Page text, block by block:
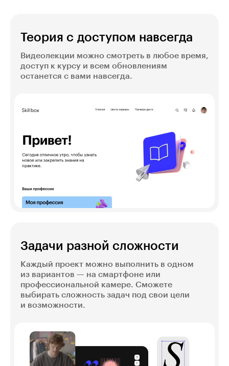
Теория с доступом навсегда
Видеолекции можно смотреть в любое время,
доступ к курсу и всем обновлениям
останется с вами навсегда.
Задачи разной сложности
Каждый проект можно выполнить в одном
из вариантов — на смартфоне или
профессиональной камере. Сможете
выбирать сложность задач под свои цели
и возможности.